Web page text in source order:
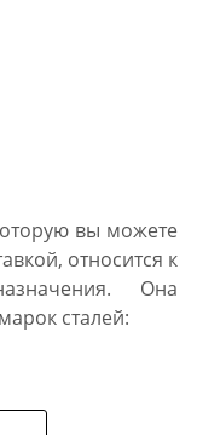
вы можете
относится к
Она
сталей: